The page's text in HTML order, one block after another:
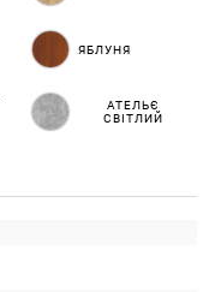
ЯБЛУНЯ
АТЕЛЬЄ
СВІТЛИЙ